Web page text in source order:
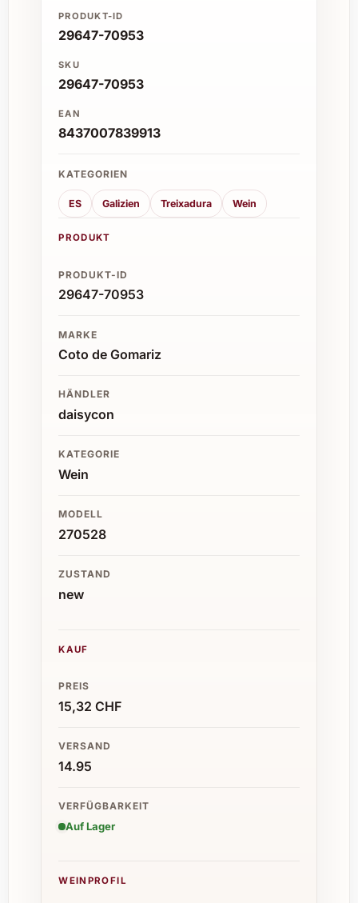
PRODUKT-ID
29647-70953
SKU
29647-70953
EAN
8437007839913
KATEGORIEN
ES Galizien Treixadura Wein
PRODUKT
PRODUKT-ID
29647-70953
MARKE
Coto de Gomariz
HÄNDLER
daisycon
KATEGORIE
Wein
MODELL
270528
ZUSTAND
new
KAUF
PREIS
15,32 CHF
VERSAND
14.95
VERFÜGBARKEIT
Auf Lager
WEINPROFIL